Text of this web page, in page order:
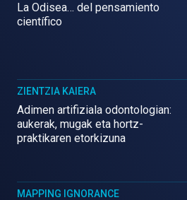
La Odisea… del pensamiento
científico
ZIENTZIA KAIERA
Adimen artifiziala odontologian:
aukerak, mugak eta hortz-
praktikaren etorkizuna
MAPPING IGNORANCE